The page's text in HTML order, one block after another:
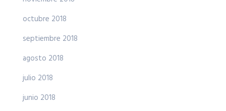
octubre 2018
septiembre 2018
agosto 2018
julio 2018
junio 2018